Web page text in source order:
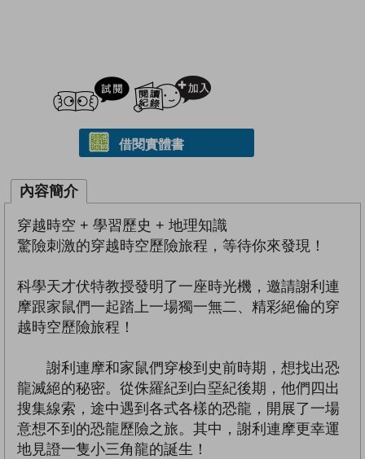
試閲
借閱實體書
內容簡介
穿越時空 + 學習歷史 + 地理知識
驚險刺激的穿越時空歷險旅程，等待你來發現！
科學天才伏特教授發明了一座時光機，邀請謝利連
摩跟家鼠們一起踏上一場獨一無二、精彩絕倫的穿
越時空歷險旅程！
謝利連摩和家鼠們穿梭到史前時期，想找出恐
龍滅絕的秘密。從侏羅紀到白堊紀後期，他們四出
搜集線索，途中遇到各式各樣的恐龍，開展了一場
意想不到的恐龍歷險之旅。其中，謝利連摩更幸運
地見證一隻小三角龍的誕生！